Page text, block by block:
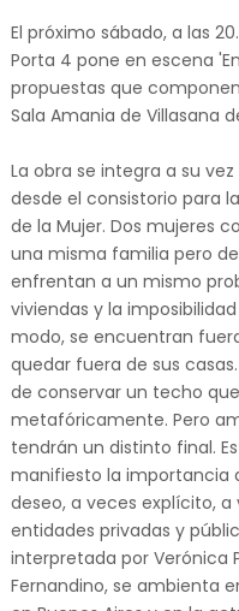
El próximo sábado, a las
Porta 4 pone en escena
propuestas que
Sala Amania de Villasana
La obra se integra a su
desde el consistorio para
de la Mujer. Dos mujeres
una misma familia pero
enfrentan a un mismo
viviendas y la
modo, se encuentran
quedar fuera de sus
de conservar un techo
metafóricamente. Pero
tendrán un distinto final.
manifiesto la importancia
deseo, a veces explícito,
entidades privadas y
interpretada por Verónica
Fernandino, se ambienta